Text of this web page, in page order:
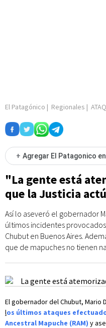
El Patagónico | Regionales |
+ Agregar El Patagonico en
"La gente está
que la Justicia
Así lo aseveró el gobernador
últimos incidentes
Chubut en Buenos Aires.
que de mapuches no tienen
El gobernador del Chubut, Mario
los últimos ataques
Ancestral Mapuche (RAM) y